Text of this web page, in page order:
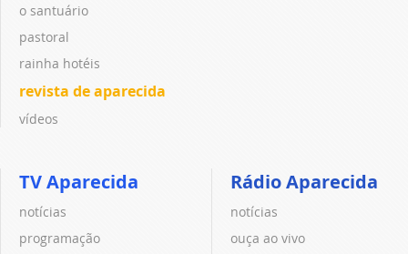
o santuário
pastoral
rainha hotéis
revista de aparecida
vídeos
TV Aparecida
notícias
programação
Rádio Aparecida
notícias
ouça ao vivo